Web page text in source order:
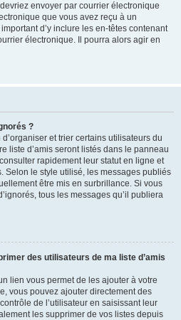
envoyer par courrier électronique
que vous avez reçu à un
d’y inclure les en-têtes contenant
électronique. Il pourra alors agir en
?
et trier certains utilisateurs du
liste d’amis seront listés dans le panneau
rapidement leur statut en ligne et
Selon le style utilisé, les messages publiés
être mis en surbrillance. Si vous
tous les messages qu’il publiera
des utilisateurs de ma liste d’amis
lien vous permet de les ajouter à votre
vous pouvez ajouter directement des
de l’utilisateur en saisissant leur
les supprimer de vos listes depuis